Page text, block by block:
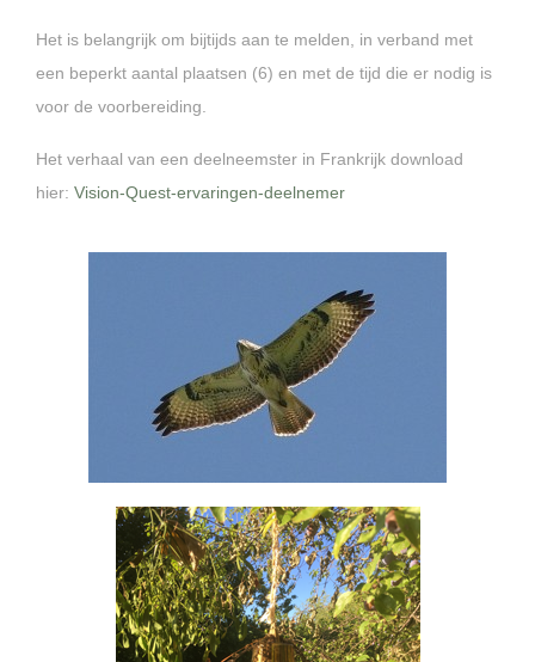
Het is belangrijk om bijtijds aan te melden, in verband met
een beperkt aantal plaatsen (6) en met de tijd die er nodig is
voor de voorbereiding.
Het verhaal van een deelneemster in Frankrijk download
hier: Vision-Quest-ervaringen-deelnemer